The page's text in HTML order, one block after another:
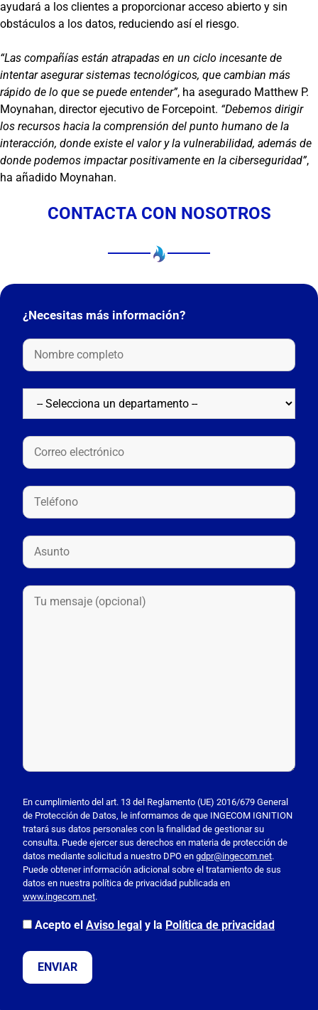
ayudará a los clientes a proporcionar acceso abierto y sin
obstáculos a los datos, reduciendo así el riesgo.
“Las compañías están atrapadas en un ciclo incesante de
intentar asegurar sistemas tecnológicos, que cambian más
rápido de lo que se puede entender”, ha asegurado Matthew P.
Moynahan, director ejecutivo de Forcepoint. “Debemos dirigir
los recursos hacia la comprensión del punto humano de la
interacción, donde existe el valor y la vulnerabilidad, además de
donde podemos impactar positivamente en la ciberseguridad”,
ha añadido Moynahan.
CONTACTA CON NOSOTROS
¿Necesitas más información?
o
r
f
a
v
o
r
,
e
En cumplimiento del art. 13 del Reglamento (UE) 2016/679 General
de Protección de Datos, le informamos de que INGECOM IGNITION
tratará sus datos personales con la finalidad de gestionar su
consulta. Puede ejercer sus derechos en materia de protección de
datos mediante solicitud a nuestro DPO en gdpr@ingecom.net.
Puede obtener información adicional sobre el tratamiento de sus
datos en nuestra política de privacidad publicada en
www.ingecom.net.
Acepto el Aviso legal y la Política de privacidad